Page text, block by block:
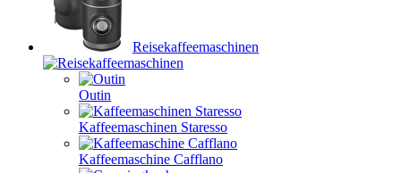
Reisekaffeemaschinen
Outin
Kaffeemaschinen Staresso
Kaffeemaschine Cafflano